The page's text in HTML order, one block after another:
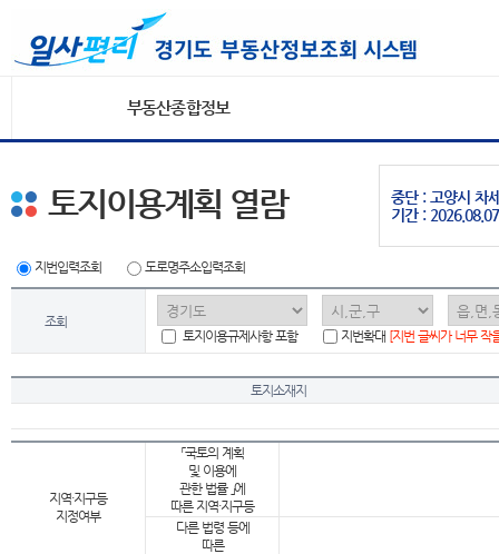
부동산종합정보
중단 : 고양시 차
기간 :
토지이용계획 열람
지번입력조회 도로명주소입력조회
조회
토지이용규제사항 포함
지번확대 [지번 글씨가 너무 작
토지소재지
지역·지구등
지정여부
「국토의 계획
및 이용에
관한 법률 」에
따른 지역·지구등
다른 법령 등에
따른